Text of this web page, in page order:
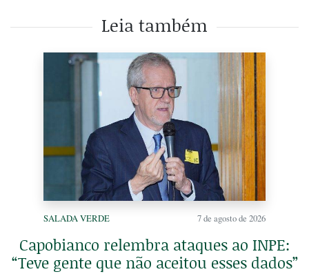
Leia também
SALADA VERDE 7 de agosto de 2026
Capobianco relembra ataques ao INPE:
“Teve gente que não aceitou esses dados”